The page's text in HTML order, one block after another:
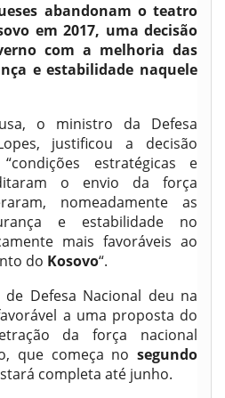
abandonam o teatro
em 2017, uma decisão
com a melhoria das
e estabilidade naquele
o ministro da Defesa
justificou a decisão
estratégicas e
o envio da força
nomeadamente as
e estabilidade no
mais favoráveis ao
do Kosovo“.
Defesa Nacional deu na
a uma proposta do
da força nacional
que começa no segundo
completa até junho.